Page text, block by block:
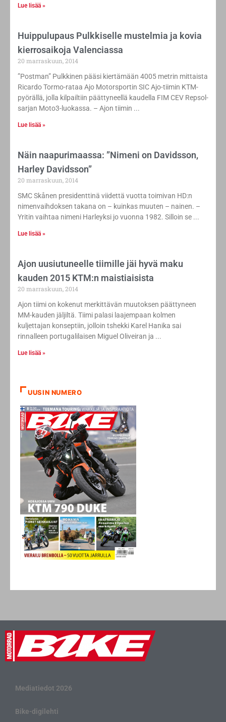
Lue lisää »
Huippulupaus Pulkkiselle mustelmia ja kovia
kierrosaikoja Valenciassa
20 marraskuun, 2014
”Postman” Pulkkinen pääsi kiertämään 4005 metrin mittaista
Ricardo Tormo-rataa Ajo Motorsportin SIC Ajo-tiimin KTM-
pyörällä, jolla kilpailtiin päättyneellä kaudella FIM CEV Repsol-
sarjan Moto3-luokassa. – Ajon tiimin
Lue lisää »
Näin naapurimaassa: ”Nimeni on Davidsson,
Harley Davidsson”
20 marraskuun, 2014
SMC Skånen presidenttinä viidettä vuotta toimivan HD:n
nimenvaihdoksen takana on – kuinkas muuten – nainen. –
Yritin vaihtaa nimeni Harleyksi jo vuonna 1982. Silloin se
Lue lisää »
Ajon uusiutuneelle tiimille jäi hyvä maku
kauden 2015 KTM:n maistiaisista
20 marraskuun, 2014
Ajon tiimi on kokenut merkittävän muutoksen päättyneen
MM-kauden jäljiltä. Tiimi palasi laajempaan kolmen
kuljettajan konseptiin, jolloin tshekki Karel Hanika sai
rinnalleen portugalilaisen Miguel Oliveiran ja
Lue lisää »
UUSIN NUMERO
Mediatiedot 2026
Bike-digilehti